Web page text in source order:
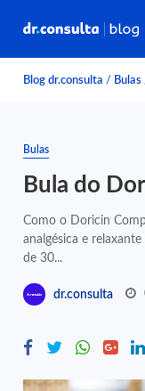
Blog dr.consulta / Bulas
Bulas
Bula do
Como o Doricin
analgésica e
de 30...
dr.consulta